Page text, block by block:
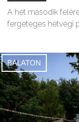
A hét második
fergeteges hétvégi
BALATON